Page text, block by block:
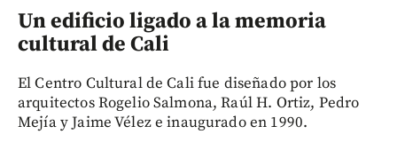
Un edificio ligado a la memoria
cultural de Cali
El Centro Cultural de Cali fue diseñado por los
arquitectos Rogelio Salmona, Raúl H. Ortiz, Pedro
Mejía y Jaime Vélez e inaugurado en 1990.